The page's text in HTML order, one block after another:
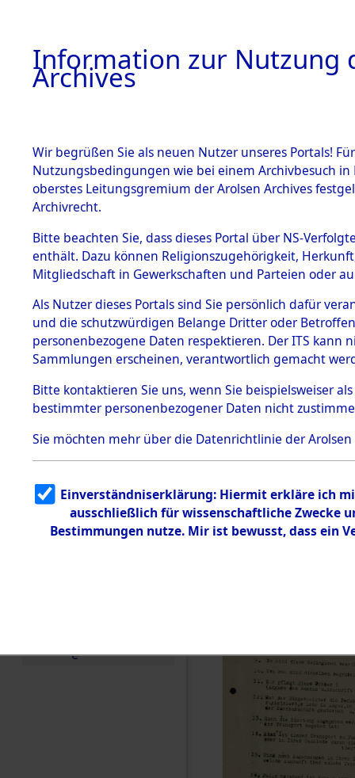
BESTÄNDE
1.
mente
5. Verschiedenes
5.3
Todesmärsche
5.3.1 Alliierte
Erhebungen
zu
Todesmärsch
en
5.3.2
g
5.3.3
Todesmärsch
e
von
Toter aus
Ort ihrer
0002
Information zur Nutzung
Archives
Wir begrüßen Sie als neuen Nutzer unseres Portals!
Nutzungsbedingungen wie bei einem Archivbesuch
oberstes Leitungsgremium der Arolsen Archives
Archivrecht.
Bitte beachten Sie, dass dieses Portal über NS-
enthält. Dazu können Religionszugehörigkeit,
Mitgliedschaft in Gewerkschaften und Parteien oder
Als Nutzer dieses Portals sind Sie persönlich dafür
und die schutzwürdigen Belange Dritter oder
personenbezogene Daten respektieren. Der ITS
Sammlungen erscheinen, verantwortlich gemacht
Bitte kontaktieren Sie uns, wenn Sie beispielsweiser
bestimmter personenbezogener Daten nicht
Sie möchten mehr über die Datenrichtlinie der Arolsen
Einverständniserklärung: Hiermit erkläre ich
ausschließlich für wissenschaftliche Zwecke
Bestimmungen nutze. Mir ist bewusst, dass ein